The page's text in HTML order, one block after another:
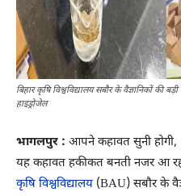
बिहार कृषि विश्वविद्यालय सबौर के वैज्ञानिकों की
हाइड्रोजेल
भागलपुर : आपने कहावत सुनी
यह कहावत हकीकत बनती नजर आ
कृषि विश्वविद्यालय (BAU) सबौर के